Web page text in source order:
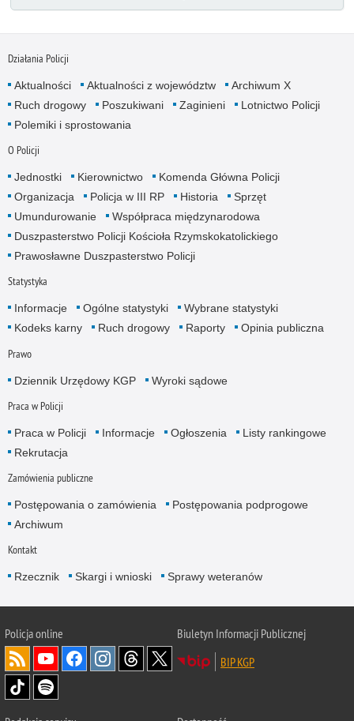
Działania Policji
Aktualności Aktualności z województw
Archiwum X
Ruch drogowy
Poszukiwani Zaginieni
Lotnictwo Policji
Polemiki i sprostowania
O Policji
Jednostki Kierownictwo
Komenda Główna Policji
Organizacja
Policja w III RP Historia
Sprzęt
Umundurowanie
Współpraca międzynarodowa
Duszpasterstwo Policji Kościoła Rzymskokatolickiego
Prawosławne Duszpasterstwo Policji
Statystyka
Informacje Ogólne statystyki
Wybrane statystyki
Kodeks karny
Ruch drogowy Raporty Opinia publiczna
Prawo
Dziennik Urzędowy KGP Wyroki sądowe
Praca w Policji
Praca w Policji Informacje Ogłoszenia
Listy rankingowe
Rekrutacja
Zamówienia publiczne
Postępowania o zamówienia
Postępowania podprogowe
Archiwum
Kontakt
Rzecznik Skargi i wnioski Sprawy weteranów
Policjaonline
Biuletyn Informacji Publicznej
BIP KGP